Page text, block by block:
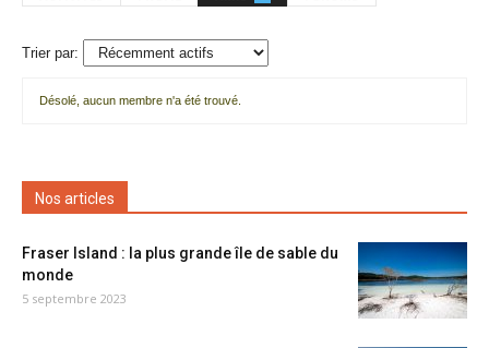
Trier par:
amis
Désolé, aucun membre n'a été trouvé.
Nos articles
Fraser Island : la plus grande île de sable du
monde
5 septembre 2023